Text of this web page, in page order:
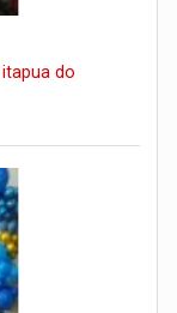
do